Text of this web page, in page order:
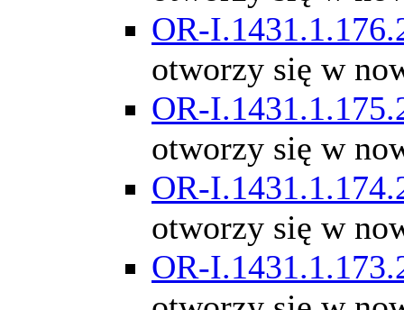
OR-
otworzy się w
OR-
otworzy się w
OR-
otworzy się w
OR-